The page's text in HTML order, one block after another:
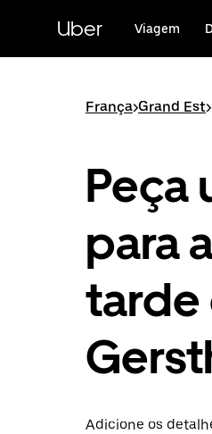
conteúdo
Uber Viagem
França>Grand Est>
Peça
para
tarde
Adicione os